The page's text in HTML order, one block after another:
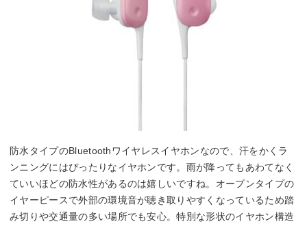
防水タイプのBluetoothワイヤレスイヤホンなので、汗をかくラ
ンニングにはぴったりなイヤホンです。雨が降ってもあわてなく
ていいほどの防水性があるのは嬉しいですね。オープンタイプの
イヤーピースで外部の環境音が聴き取りやすくなっているため踏
み切りや交通量の多い場所でも安心。特別な形状のイヤホン構造